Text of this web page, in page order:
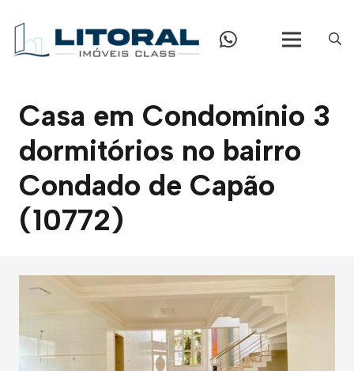
Casa em Condomínio 3
dormitórios no bairro
Condado de Capão
(10772)